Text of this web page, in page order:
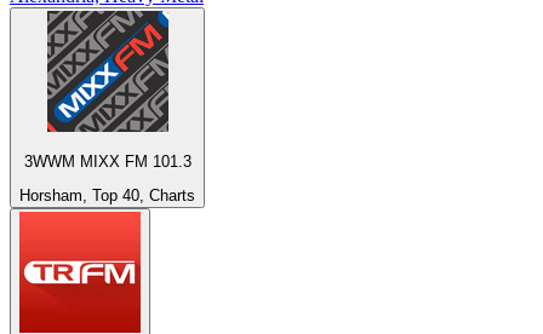
3WWM MIXX FM 101.3
Horsham, Top 40, Charts